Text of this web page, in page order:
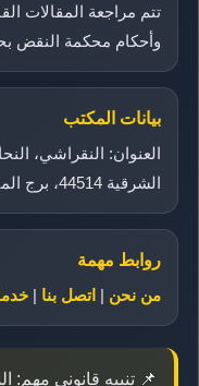
تتم مراجعة المقالات
وأحكام محكمة النقض
بيانات المكتب
العنوان: النقراشي،
الشرقية 44514، برج المنار – جوار شوادر الخشب.
روابط مهمة
من نحن | اتصل بنا |
📌 تنبيه قانوني مهم: